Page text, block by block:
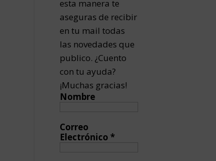
esta manera te
aseguras de recibir
en tu mail todas
las novedades que
publico. ¿Cuento
con tu ayuda?
¡Muchas gracias!
Nombre
Correo
Electrónico*